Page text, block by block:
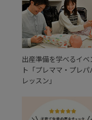
出産準備を学べるイベ
ト「プレママ・プレパ
レッスン」